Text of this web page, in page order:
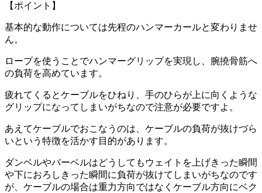
【ポイント】
基本的な動作については先程のハンマーカールと変わりませ
ん。
ロープを使うことでハンマーグリップを実現し、腕撓骨筋へ
の負荷を高めています。
疲れてくるとケーブルをひねり、手のひらが上に向くような
グリップになってしまいがちなので注意が必要ですよ。
あえてケーブルでおこなうのは、 ケーブルの負荷が抜けづら
いという特徴を活かす目的があります。
ダンベルやバーベルはどうしてもウェイトを上げきった瞬間
や下におろしきった瞬間に負荷が抜けてしまいがちなのです
が、ケーブルの場合は重力方向ではなくケーブル方向にベク